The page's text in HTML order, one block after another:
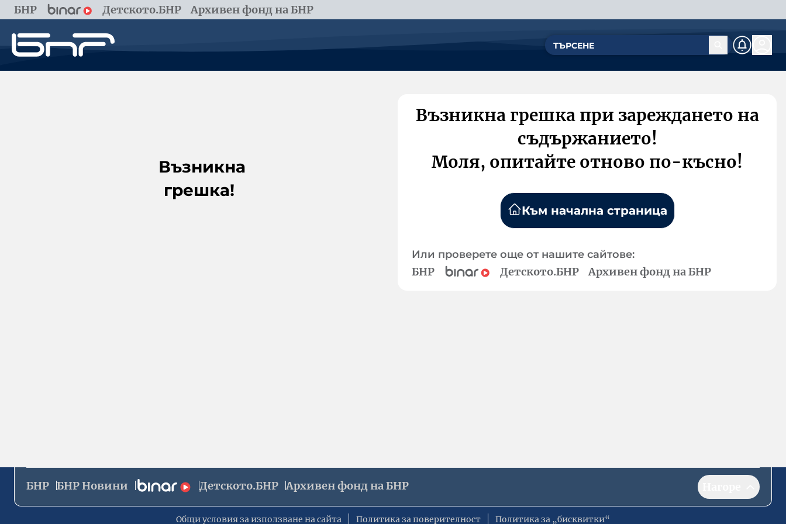
БНР Детското.БНР Архивен фонд на БНР
Възникна
грешка!
Възникна грешка при зареждането на
съдържанието!
Моля, опитайте отново по-късно!
Към начална страница
Или проверете още от нашите сайтове:
БНР Детското.БНР Архивен фонд на БНР
БНР БНР Новини Детското.БНР Архивен фонд на БНР
Общи условия за използване на сайта Политика за поверителност Политика за „бисквитки“